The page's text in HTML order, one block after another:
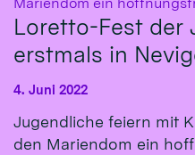
Loretto-Fest der
erstmals in
4. Juni 2022
Jugendliche feiern mit
den Mariendom ein